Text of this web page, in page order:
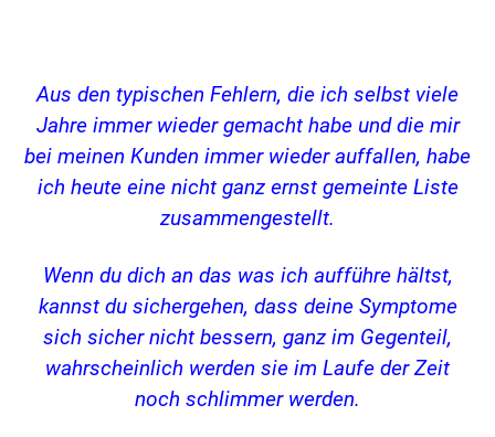
Aus den typischen Fehlern, die ich selbst viele
Jahre immer wieder gemacht habe und die mir
bei meinen Kunden immer wieder auffallen, habe
ich heute eine nicht ganz ernst gemeinte Liste
zusammengestellt.
Wenn du dich an das was ich aufführe hältst,
kannst du sichergehen, dass deine Symptome
sich sicher nicht bessern, ganz im Gegenteil,
wahrscheinlich werden sie im Laufe der Zeit
noch schlimmer werden.